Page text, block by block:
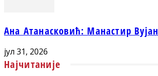
Ана Атанасковић: Манастир Вујан
јул 31, 2026
Најчитаније